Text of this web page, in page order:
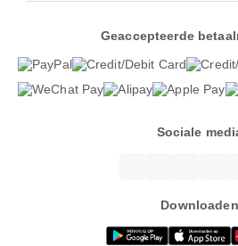
Geaccepteerde
Sociale
Downloaden